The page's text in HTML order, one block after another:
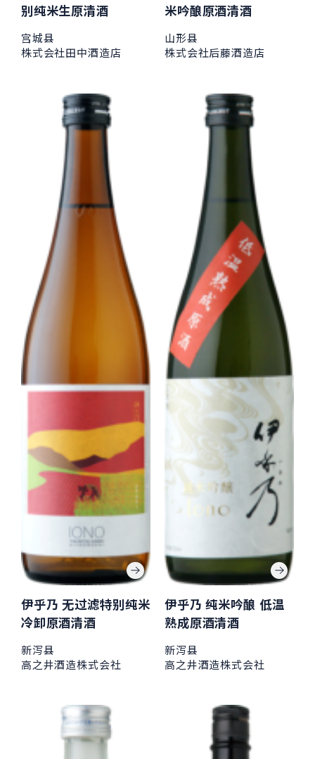
别纯米生原清酒
宫城县
株式会社田中酒造店
米吟酿原酒清酒
山形县
株式会社后藤酒造店
伊乎乃 无过滤特别纯米
冷卸原酒清酒
新泻县
高之井酒造株式会社
伊乎乃 纯米吟酿 低温
熟成原酒清酒
新泻县
高之井酒造株式会社